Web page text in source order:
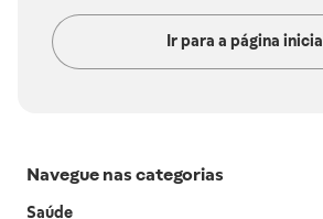
Ir para a página inicial
Navegue nas categorias
Saúde